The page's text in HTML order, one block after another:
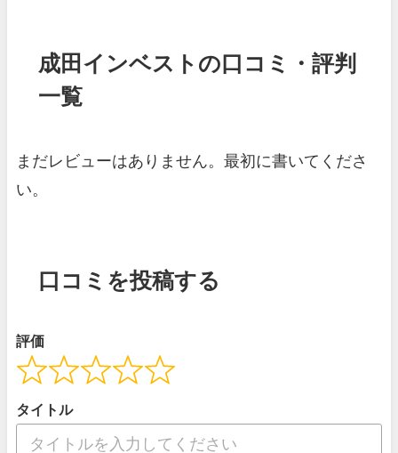
成田インベストの口コミ・評判
一覧
まだレビューはありません。最初に書いてくださ
い。
口コミを投稿する
評価
タイトル